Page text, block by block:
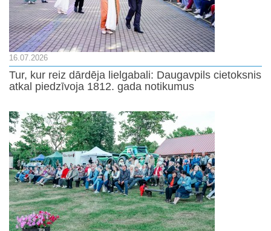
16.07.2026
Tur, kur reiz dārdēja lielgabali: Daugavpils cietoksnis
atkal piedzīvoja 1812. gada notikumus